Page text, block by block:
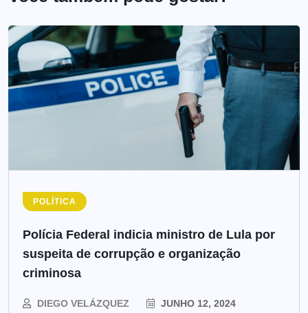
POLÍTICA
Polícia Federal indicia ministro de Lula por
suspeita de corrupção e organização
criminosa
DIEGO VELÁZQUEZ JUNHO 12, 2024